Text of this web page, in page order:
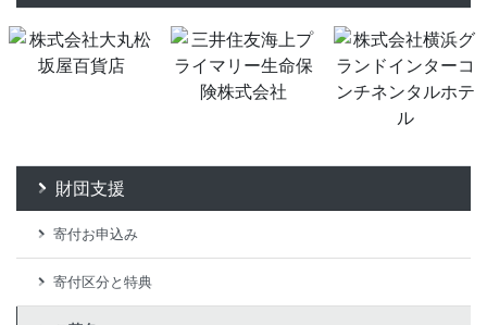
財団支援
寄付お申込み
寄付区分と特典